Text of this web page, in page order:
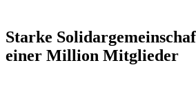
Starke
einer Million Mitglieder